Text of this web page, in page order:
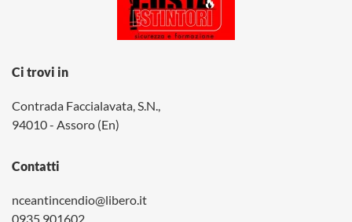
Ci trovi in
Contrada Faccialavata, S.N.,
94010 - Assoro (En)
Contatti
nceantincendio@libero.it
0935 901602